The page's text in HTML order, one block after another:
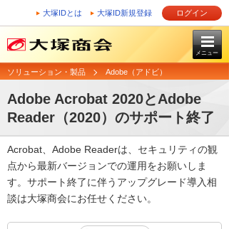
大塚IDとは 大塚ID新規登録 ログイン
メニュー
ソリューション・製品 Adobe（アドビ）
Adobe Acrobat 2020とAdobe
Reader（2020）のサポート終了
Acrobat、Adobe Readerは、セキュリティの観
点から最新バージョンでの運用をお願いしま
す。サポート終了に伴うアップグレード導入相
談は大塚商会にお任せください。